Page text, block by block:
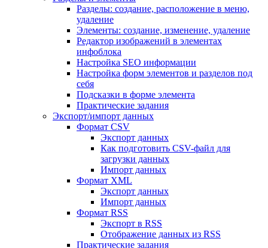
Разделы: создание, расположение в меню,
удаление
Элементы: создание, изменение, удаление
Редактор изображений в элементах
инфоблока
Настройка SEO информации
Настройка форм элементов и разделов под
себя
Подсказки в форме элемента
Практические задания
Экспорт/импорт данных
Формат CSV
Экспорт данных
Как подготовить CSV-файл для
загрузки данных
Импорт данных
Формат XML
Экспорт данных
Импорт данных
Формат RSS
Экспорт в RSS
Отображение данных из RSS
Практические задания